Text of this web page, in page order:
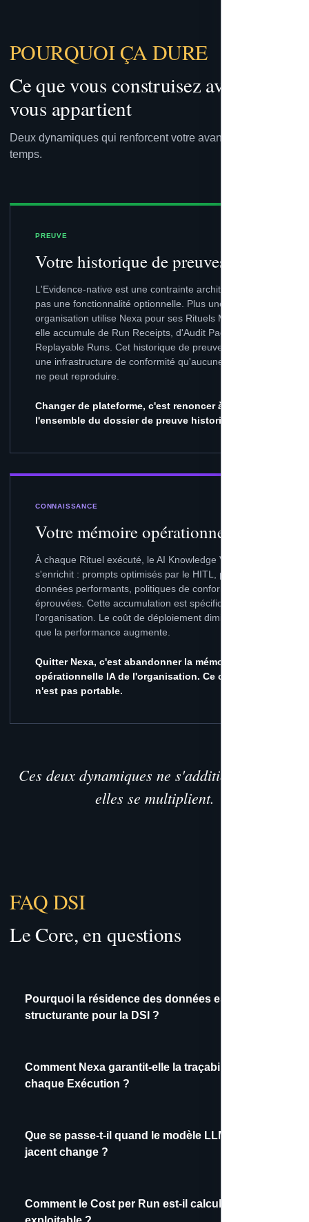
POURQUOI ÇA DURE
Ce que vous construisez avec Nexa
vous appartient
Deux dynamiques qui renforcent votre avantage dans le
temps.
PREUVE
Votre historique de preuves
L'Evidence-native est une contrainte architecturale,
pas une fonctionnalité optionnelle. Plus une
organisation utilise Nexa pour ses Rituels Métiers, plus
elle accumule de Run Receipts, d'Audit Packs et de
Replayable Runs. Cet historique de preuves devient
une infrastructure de conformité qu'aucune migration
ne peut reproduire.
Changer de plateforme, c'est renoncer à
l'ensemble du dossier de preuve historique.
CONNAISSANCE
Votre mémoire opérationnelle
À chaque Rituel exécuté, le AI Knowledge Vault
s'enrichit : prompts optimisés par le HITL, patterns de
données performants, politiques de conformité
éprouvées. Cette accumulation est spécifique à
l'organisation. Le coût de déploiement diminue tandis
que la performance augmente.
Quitter Nexa, c'est abandonner la mémoire
opérationnelle IA de l'organisation. Ce capital
n'est pas portable.
Ces deux dynamiques ne s'additionnent pas,
elles se multiplient.
FAQ DSI
Le Core, en questions
Pourquoi la résidence des données est-elle
structurante pour la DSI ?
Comment Nexa garantit-elle la traçabilité de
chaque Exécution ?
Que se passe-t-il quand le modèle LLM sous-
jacent change ?
Comment le Cost per Run est-il calculé et